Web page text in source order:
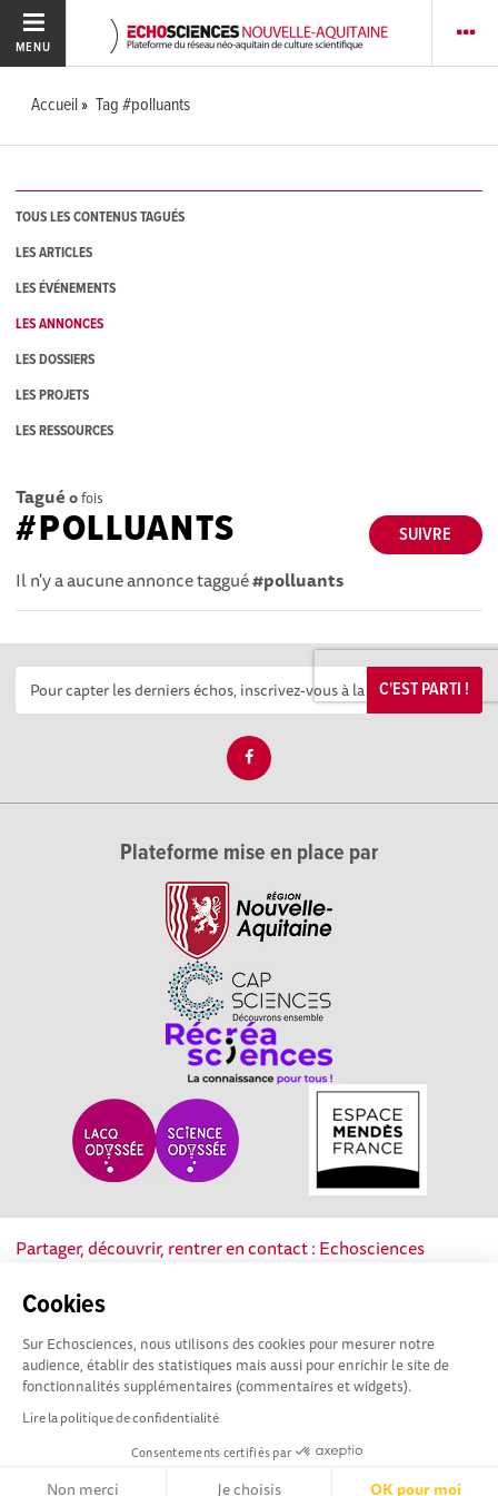
Cookies
Sur Echosciences, nous utilisons des cookies pour mesurer notre
audience, établir des statistiques mais aussi pour enrichir le site de
fonctionnalités supplémentaires (commentaires et widgets).
Lire la politique de confidentialité
Consentements certifiés par
Non merci Je choisis OK pour moi
MENU
Accueil Tag #polluants
TOUS LES CONTENUS TAGUÉS
LES ARTICLES
LES ÉVÉNEMENTS
LES ANNONCES
LES DOSSIERS
LES PROJETS
LES RESSOURCES
Tagué 0fois
SUIVRE
#POLLUANTS
Il n'y a aucune annonce taggué#polluants
C'EST PARTI !
Plateforme mise en place par
Partager, découvrir, rentrer en contact : Echosciences
culture scientifique, technique et industrielle de la région.
Mentions légales|Politique de confidentialité|CGU
|Ligne éditoriale